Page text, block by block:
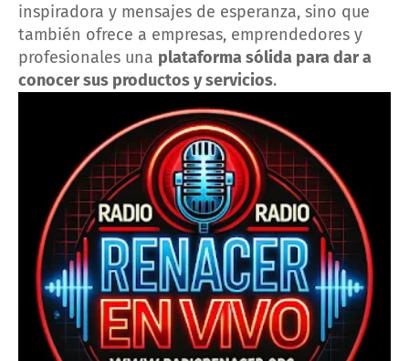
inspiradora y mensajes de esperanza, sino que
también ofrece a empresas, emprendedores y
profesionales una plataforma sólida para dar a
conocer sus productos y servicios.